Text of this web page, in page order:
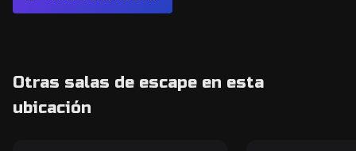
Otras salas de escape en esta
ubicación